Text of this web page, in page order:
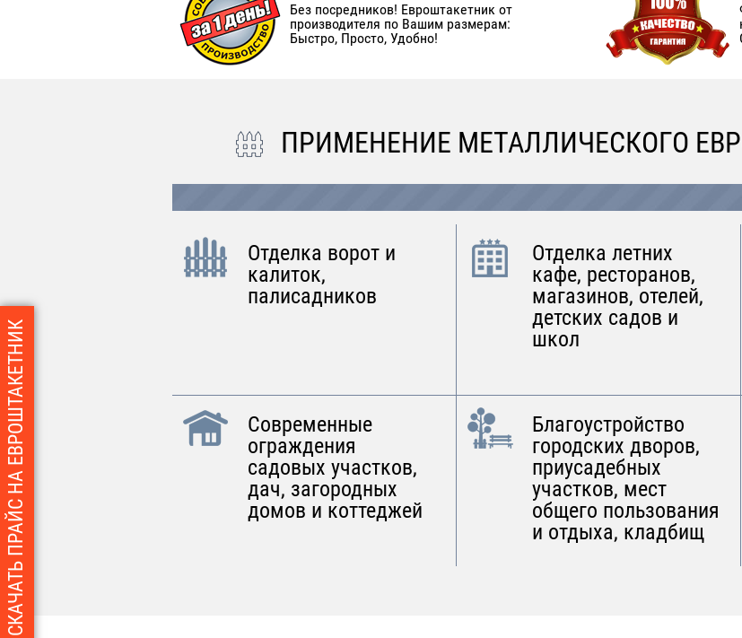
Без посредников! Евроштакетник от
производителя по Вашим размерам:
Быстро, Просто, Удобно!
ПРИМЕНЕНИЕ МЕТАЛЛИЧЕСКОГО
Отделка ворот и
калиток,
палисадников
Отделка летних
кафе, ресторанов,
магазинов, отелей,
детских садов и
школ
Современные
ограждения
садовых участков,
дач, загородных
домов и коттеджей
Благоустройство
городских дворов,
приусадебных
участков, мест
общего пользования
и отдыха, кладбищ
СКАЧАТЬ ПРАЙС НА ЕВРОШТАКЕТНИК